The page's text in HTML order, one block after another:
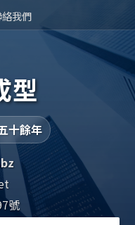
我們
型
十餘年
號